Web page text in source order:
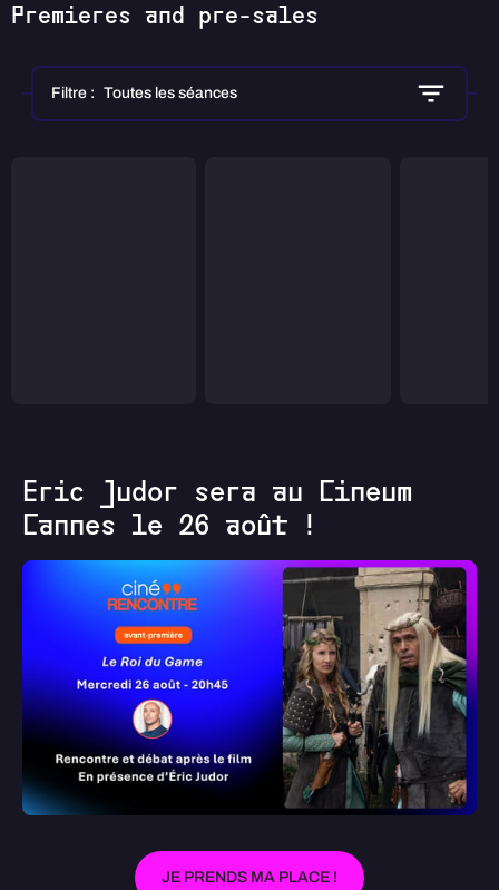
Premieres and pre-sales
Filtre : Toutes les séances
Eric Judor sera au Cineum
Cannes le 26 août !
JE PRENDS MA PLACE !